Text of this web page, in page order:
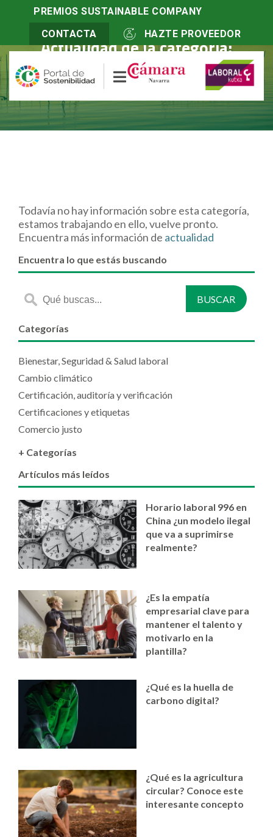
PREMIOS SUSTAINABLE COMPANY
CONTACTA
HAZTE PROVEEDOR
Actualidad de la categoría:
Bienestar seguridad salud laboral
Todavía no hay información sobre esta categoría,
estamos trabajando en ello, vuelve pronto.
Encuentra más información de actualidad
Encuentra lo que estás buscando
Categorías
Bienestar, Seguridad & Salud laboral
Cambio climático
Certificación, auditoría y verificación
Certificaciones y etiquetas
Comercio justo
+ Categorías
Artículos más leídos
Horario laboral 996 en
China ¿un modelo ilegal
que va a suprimirse
realmente?
¿Es la empatía
empresarial clave para
mantener el talento y
motivarlo en la
plantilla?
¿Qué es la huella de
carbono digital?
¿Qué es la agricultura
circular? Conoce este
interesante concepto